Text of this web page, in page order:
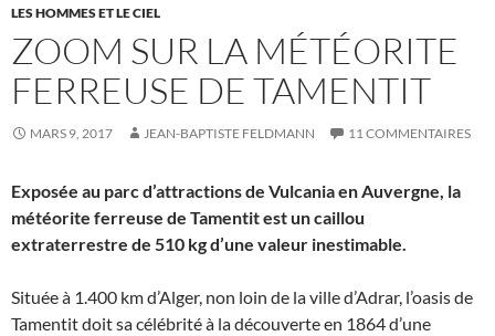
LES HOMMES ET LE CIEL
ZOOM SUR LA MÉTÉORITE
FERREUSE DE TAMENTIT
MARS 9, 2017 JEAN-BAPTISTE FELDMANN 11 COMMENTAIRES
Exposée au parc d’attractions de Vulcania en Auvergne, la
météorite ferreuse de Tamentit est un caillou
extraterrestre de 510 kg d’une valeur inestimable.
Située à 1.400 km d’Alger, non loin de la ville d’Adrar, l’oasis de
Tamentit doit sa célébrité à la découverte en 1864 d’une